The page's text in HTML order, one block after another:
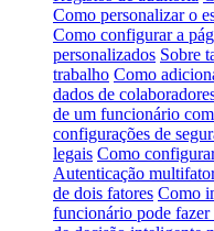
Como personalizar o
Como configurar a
personalizados Sobre
trabalho Como
dados de
de um funcionário
configurações de
legais Como
Autenticação
de dois fatores Como
funcionário pode